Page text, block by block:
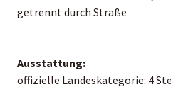
getrennt durch Straße
Ausstattung:
offizielle Landeskategorie: 4